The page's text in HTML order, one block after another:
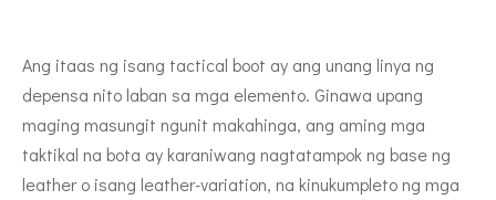
Ang itaas ng isang tactical boot ay ang unang linya ng
depensa nito laban sa mga elemento. Ginawa upang
maging masungit ngunit makahinga, ang aming mga
taktikal na bota ay karaniwang nagtatampok ng base ng
leather o isang leather-variation, na kinukumpleto ng mga